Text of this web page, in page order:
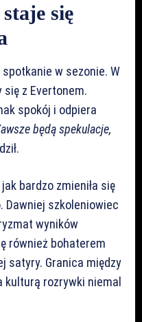
się
w sezonie. W
się z Evertonem.
spokój i odpiera
będą spekulacje,
bardzo zmieniła się
Dawniej szkoleniowiec
wyników
również bohaterem
satyry. Granica między
rozrywki niemal